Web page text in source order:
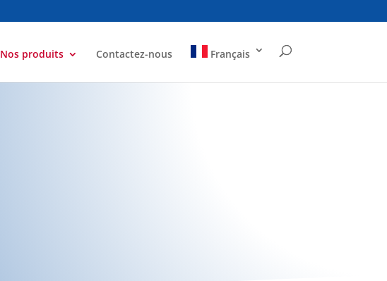
Nos produits Contactez-nous Français